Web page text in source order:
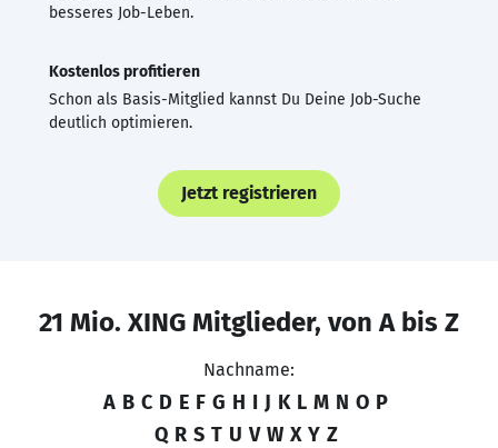
besseres Job-Leben.
Kostenlos profitieren
Schon als Basis-Mitglied kannst Du Deine Job-Suche
deutlich optimieren.
Jetzt registrieren
21 Mio. XING Mitglieder, von A bis Z
Nachname:
A B C D E F G H I J K L M N O P
Q R S T U V W X Y Z